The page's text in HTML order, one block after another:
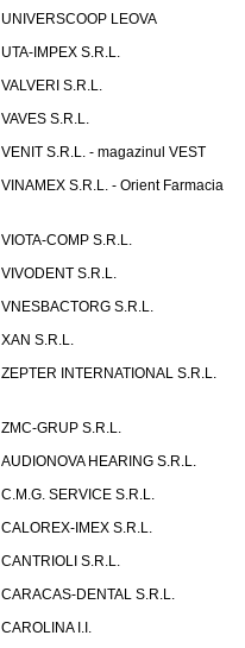
UNIVERSCOOP LEOVA
UTA-IMPEX S.R.L.
VALVERI S.R.L.
VAVES S.R.L.
VENIT S.R.L. - magazinul VEST
VINAMEX S.R.L. - Orient Farmacia
VIOTA-COMP S.R.L.
VIVODENT S.R.L.
VNESBACTORG S.R.L.
XAN S.R.L.
ZEPTER INTERNATIONAL S.R.L.
ZMC-GRUP S.R.L.
AUDIONOVA HEARING S.R.L.
C.M.G. SERVICE S.R.L.
CALOREX-IMEX S.R.L.
CANTRIOLI S.R.L.
CARACAS-DENTAL S.R.L.
CAROLINA I.I.